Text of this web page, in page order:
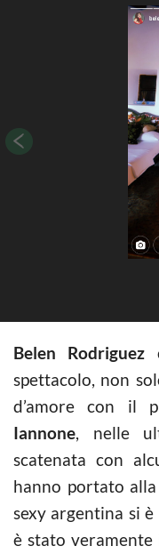
Belen Rodriguez
spettacolo, non
d’amore con il
Iannone, nelle
scatenata con
hanno portato
sexy argentina si
è stato veramente